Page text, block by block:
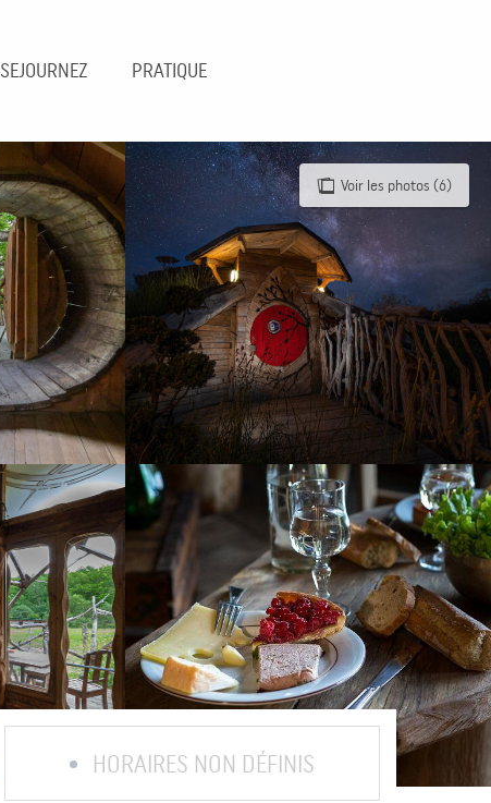
SEJOURNEZ PRATIQUE
Voir les photos (6)
HORAIRES NON DÉFINIS